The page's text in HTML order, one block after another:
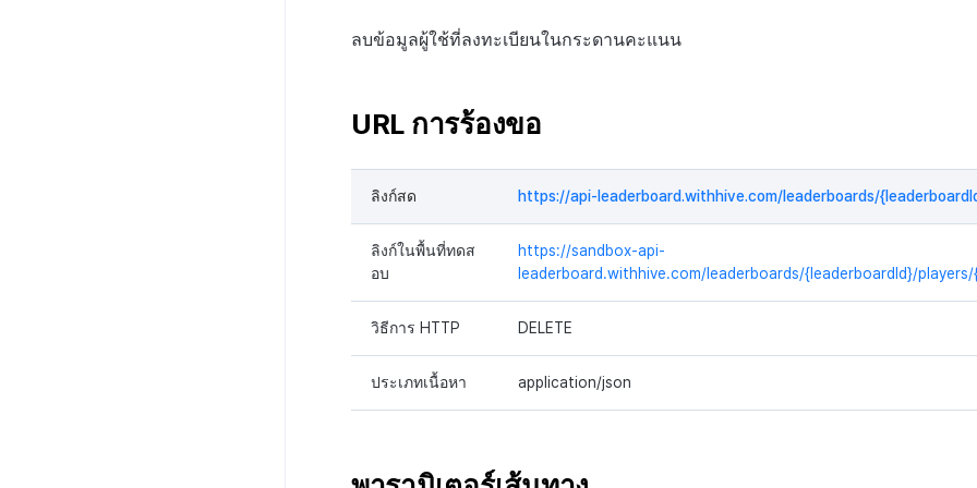
ลบข้อมูลผู้ใช้ที่ลงทะเบียนในกระดานคะแนน
URL การร้องขอ
ลิงก์สด https://api-leaderboard.withhive.com/leaderboards/
ลิงก์ในพื้นที่ทดส
อบ
https://sandbox-api-
leaderboard.withhive.com/leaderboards/{leaderboardId}/players/
วิธีการ HTTP DELETE
ประเภทเนื้อหา application/json